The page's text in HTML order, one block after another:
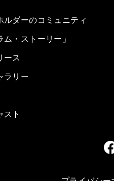
ルダーのコミュニティ
ム・ストーリー」
ース
ラリー
スト